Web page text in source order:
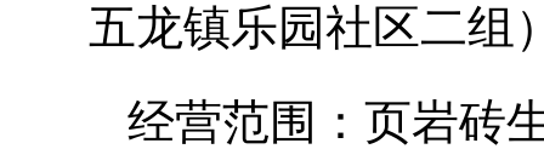
五龙镇乐园社区二组
经营范围：页岩砖